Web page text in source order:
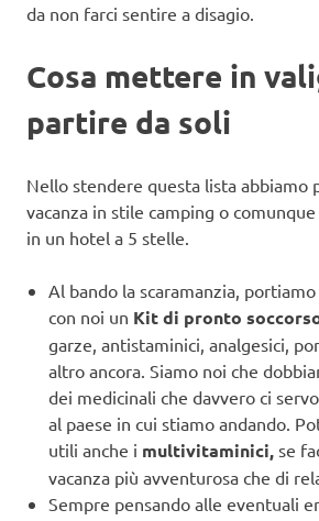
da non farci sentire a disagio.
Cosa mettere in
partire da soli
Nello stendere questa lista abbiamo
vacanza in stile camping o
in un hotel a 5 stelle.
Al bando la scaramanzia,
con noi un Kit di pronto
garze, antistaminici, analgesici,
altro ancora. Siamo noi che
dei medicinali che davvero ci
al paese in cui stiamo andando.
utili anche i multivitaminici, se
vacanza più avventurosa che di
Sempre pensando alle eventuali